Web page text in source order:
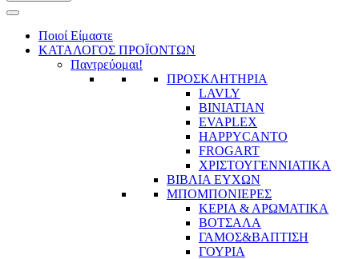
Ποιοί Είμαστε
ΚΑΤΑΛΟΓΟΣ ΠΡΟΪΟΝΤΩΝ
Παντρεύομαι!
ΠΡΟΣΚΛΗΤΗΡΙΑ
LAVLY
BINIATIAN
EVAPLEX
HAPPYCANTO
FROGART
ΧΡΙΣΤΟΥΓΕΝΝΙΑΤΙΚΑ
ΒΙΒΛΙΑ ΕΥΧΩΝ
ΜΠΟΜΠΟΝΙΕΡΕΣ
ΚΕΡΙΑ & ΑΡΩΜΑΤΙΚΑ
ΒΟΤΣΑΛΑ
ΓΑΜΟΣ&ΒΑΠΤΙΣΗ
ΓΟΥΡΙΑ